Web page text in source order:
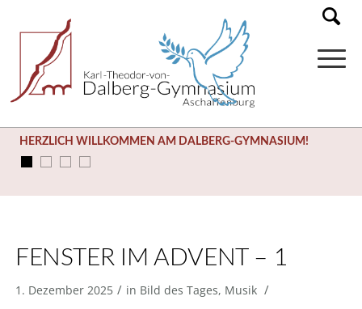
HERZLICH WILLKOMMEN AM DALBERG-GYMNASIUM!
FENSTER IM ADVENT – 1
1. Dezember 2025 / in Bild des Tages, Musik /